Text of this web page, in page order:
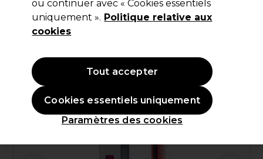
(0)
5,85 €Hors TVA
ou continuer avec « Cookies essentiels
uniquement ». Politique relative aux
cookies
Paramètres des cookies
Cookies essentiels uniquement
Tout accepter